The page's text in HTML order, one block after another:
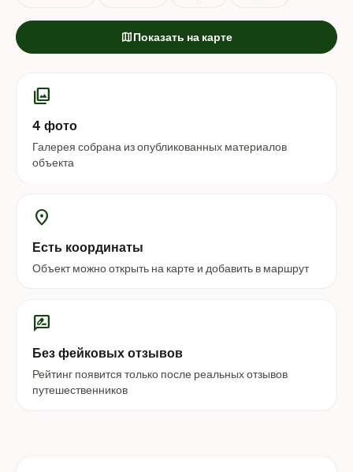
mapПоказать на карте
photo_library
4 фото
Галерея собрана из опубликованных материалов
объекта
location_on
Есть координаты
Объект можно открыть на карте и добавить в маршрут
rate_review
Без фейковых отзывов
Рейтинг появится только после реальных отзывов
путешественников